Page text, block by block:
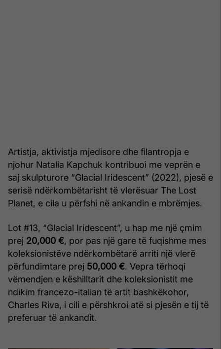
Artistja, aktivistja mjedisore dhe filantropja e
njohur Natalia Kapchuk kontribuoi me veprën e
saj skulpturore “Glacial Iridescent” (2022), pjesë e
serisë ndërkombëtarisht të vlerësuar The Lost
Planet, e cila u përfshi në ankandin e mbrëmjes.
Lot #13, “Glacial Iridescent”, u hap me një çmim
prej 20,000 €, por pas një gare të fuqishme mes
koleksionistëve ndërkombëtarë arriti një vlerë
përfundimtare prej 50,000 €. Vepra tërhoqi
vëmendjen e këshilltarit dhe koleksionistit me
ndikim francezo-italian të artit bashkëkohor,
Charles Riva, i cili e përshkroi atë si pjesën e tij të
preferuar të ankandit.